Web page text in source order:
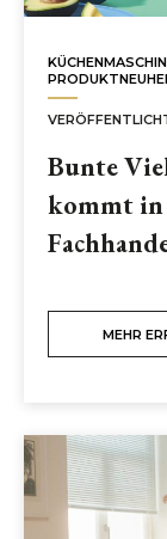
Bunte
kommt in
MEHR